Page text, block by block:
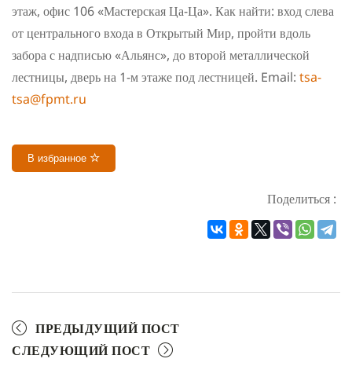
этаж, офис 106 «Мастерская Ца-Ца». Как найти: вход слева
от центрального входа в Открытый Мир, пройти вдоль
забора с надписью «Альянс», до второй металлической
лестницы, дверь на 1-м этаже под лестницей. Email: tsa-
tsa@fpmt.ru
В избранное
Поделиться :
ПРЕДЫДУЩИЙ ПОСТ
СЛЕДУЮЩИЙ ПОСТ